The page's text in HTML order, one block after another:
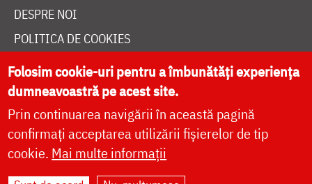
DESPRE NOI
POLITICA DE COOKIES
DONEAZĂ ONLINE PENTRU CATEDRALA NAȚIONALĂ
LIVE
Folosim cookie-uri pentru a îmbunătăți experiența
dumneavoastră pe acest site.
Prin continuarea navigării în această pagină
confirmați acceptarea utilizării fișierelor de tip
cookie. Mai multe informații